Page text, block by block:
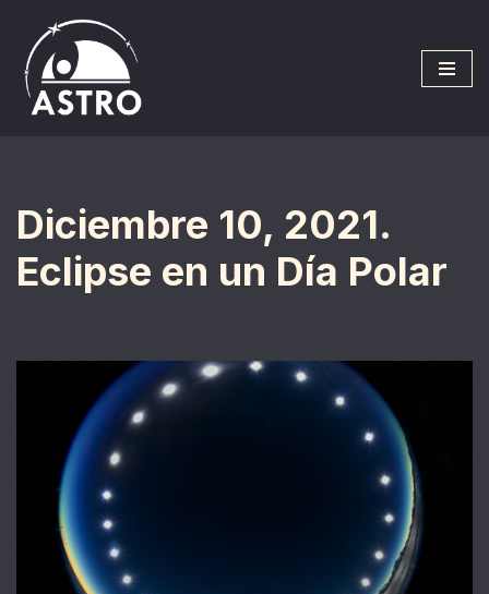
Saltar
al
contenido
Diciembre 10, 2021.
Eclipse en un Día Polar